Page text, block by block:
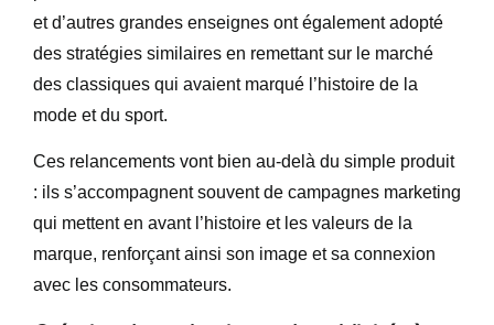
et d’autres grandes enseignes ont également adopté
des stratégies similaires en remettant sur le marché
des classiques qui avaient marqué l’histoire de la
mode et du sport.
Ces relancements vont bien au-delà du simple produit
: ils s’accompagnent souvent de campagnes marketing
qui mettent en avant l’histoire et les valeurs de la
marque, renforçant ainsi son image et sa connexion
avec les consommateurs.